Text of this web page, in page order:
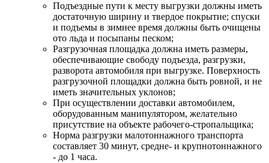
Подъездные пути к месту выгрузки должны иметь
достаточную ширину и твердое покрытие; спуски
и подъемы в зимнее время должны быть очищены
ото льда и посыпаны песком;
Разгрузочная площадка должна иметь размеры,
обеспечивающие свободу подъезда, разгрузки,
разворота автомобиля при выгрузке. Поверхность
разгрузочной площадки должна быть ровной, и не
иметь значительных уклонов;
При осуществлении доставки автомобилем,
оборудованным манипулятором, желательно
присутствие на объекте рабочего-стропальщика;
Норма разгрузки малотоннажного транспорта
составляет 30 минут, средне- и крупнотоннажного
- до 1 часа.